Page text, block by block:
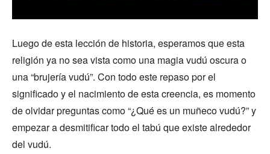
Luego de esta lección de historia, esperamos que esta
religión ya no sea vista como una magia vudú oscura o
una “brujería vudú”. Con todo este repaso por el
significado y el nacimiento de esta creencia, es momento
de olvidar preguntas como “¿Qué es un muñeco vudú?” y
empezar a desmitificar todo el tabú que existe alrededor
del vudú.